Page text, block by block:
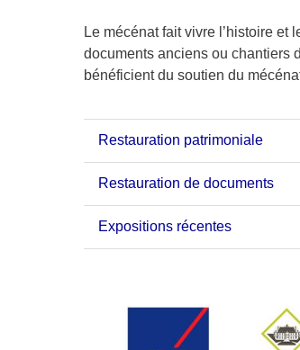
Le mécénat fait vivre l’histoire
documents anciens ou chantiers
bénéficient du soutien du
Restauration patrimoniale
Restauration de documents
Expositions récentes